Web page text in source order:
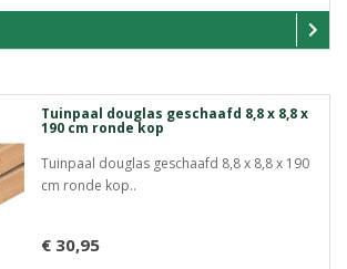
Tuinpaal douglas geschaafd 8,8 x 8,8 x
190 cm ronde kop
Tuinpaal douglas geschaafd 8,8 x 8,8 x 190
cm ronde kop..
€ 30,95